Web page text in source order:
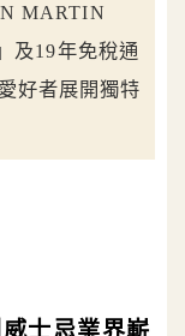
MARTIN
及19年免稅通
好者展開獨特